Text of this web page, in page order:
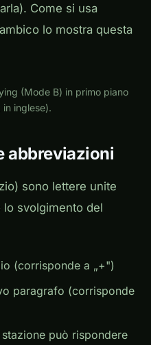
Come si usa
lo mostra questa
(Mode B) in primo piano
inglese).
abbreviazioni
sono lettere unite
lo svolgimento del
(corrisponde a „+")
paragrafo (corrisponde
può rispondere